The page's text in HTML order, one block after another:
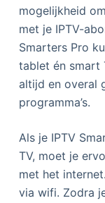
mogelijkheid
met je IPTV-
Smarters Pro
tablet én smart
altijd en overal
programma’s.
Als je IPTV
TV, moet je
met het
via wifi. Zodra